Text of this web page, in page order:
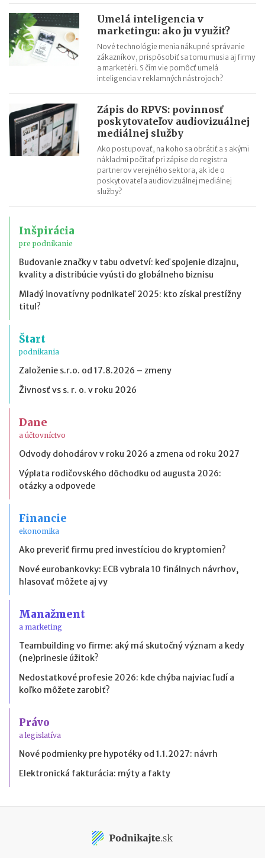
Umelá inteligencia v
marketingu: ako ju využiť?
Nové technológie menia nákupné správanie
zákazníkov, prispôsobiť sa tomu musia aj firmy
a marketéri. S čím vie pomôcť umelá
inteligencia v reklamných nástrojoch?
Zápis do RPVS: povinnosť
poskytovateľov audiovizuálnej
mediálnej služby
Ako postupovať, na koho sa obrátiť a s akými
nákladmi počítať pri zápise do registra
partnerov verejného sektora, ak ide o
poskytovateľa audiovizuálnej mediálnej
služby?
Inšpirácia
pre podnikanie
Budovanie značky v tabu odvetví: keď spojenie dizajnu,
kvality a distribúcie vyústi do globálneho biznisu
Mladý inovatívny podnikateľ 2025: kto získal prestížny
titul?
Štart
podnikania
Založenie s.r.o. od 17.8.2026 – zmeny
Živnosť vs s. r. o. v roku 2026
Dane
a účtovníctvo
Odvody dohodárov v roku 2026 a zmena od roku 2027
Výplata rodičovského dôchodku od augusta 2026:
otázky a odpovede
Financie
ekonomika
Ako preveriť firmu pred investíciou do kryptomien?
Nové eurobankovky: ECB vybrala 10 finálnych návrhov,
hlasovať môžete aj vy
Manažment
a marketing
Teambuilding vo firme: aký má skutočný význam a kedy
(ne)prinesie úžitok?
Nedostatkové profesie 2026: kde chýba najviac ľudí a
koľko môžete zarobiť?
Právo
a legislatíva
Nové podmienky pre hypotéky od 1.1.2027: návrh
Elektronická fakturácia: mýty a fakty